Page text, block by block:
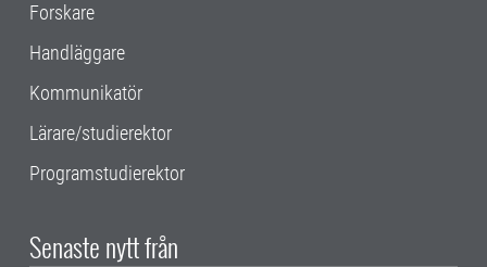
Forskare
Handläggare
Kommunikatör
Lärare/studierektor
Programstudierektor
Senaste nytt från